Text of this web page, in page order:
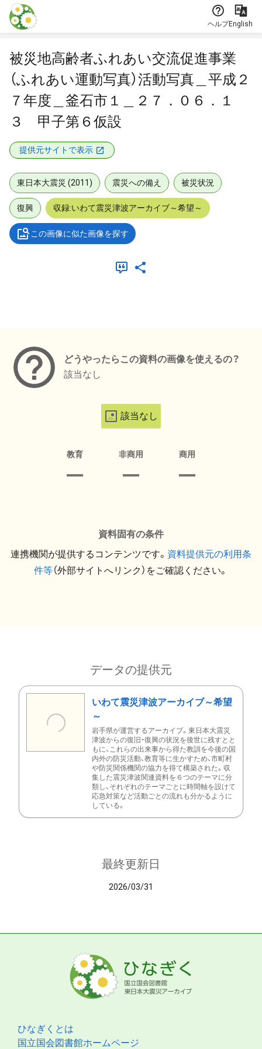
本文に飛ぶ
ヘルプEnglish
被災地高齢者ふれあい交流促進事業
（ふれあい運動写真）活動写真＿平成２
７年度＿釜石市１＿２７．０６．１
３ 甲子第６仮設
提供元サイトで表示
東日本大震災 (2011) 震災への備え 被災状況
復興 収録:いわて震災津波アーカイブ～希望～
この画像に似た画像を探す
どうやったらこの資料の画像を使えるの？
該当なし
該当なし
教育 非商用 商用
資料固有の条件
連携機関が提供するコンテンツです。 資料提供元の利用条
件等（外部サイトへリンク）をご確認ください。
データの提供元
いわて震災津波アーカイブ～希望
～
岩手県が運営するアーカイブ。東日本大震災
津波からの復旧・復興の状況を後世に残すとと
もに、これらの出来事から得た教訓を今後の国
内外の防災活動、教育等に生かすため、市町村
や防災関係機関の協力を得て構築された。収
集した震災津波関連資料を６つのテーマに分
類し、それぞれのテーマごとに時間軸を設けて
応急対策など活動ごとの流れも分かるように
している。
最終更新日
2026/03/31
ひなぎくとは
国立国会図書館ホームページ